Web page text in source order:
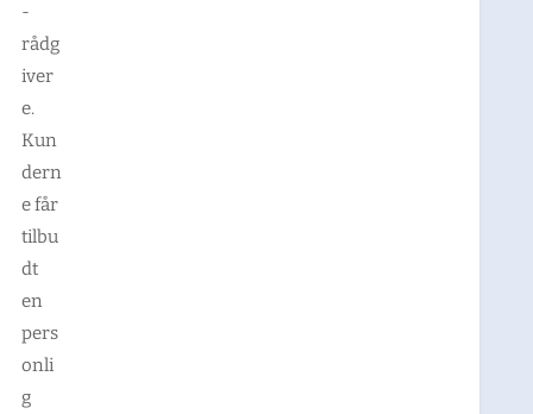
-
rådg
iver
e.
Kun
dern
e får
tilbu
dt
en
pers
onli
g